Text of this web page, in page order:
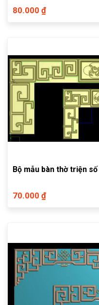
80.000 ₫
Bộ mẫu bàn thờ triện số
70.000 ₫